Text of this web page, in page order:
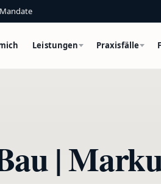
Leistungen Praxisfälle
|